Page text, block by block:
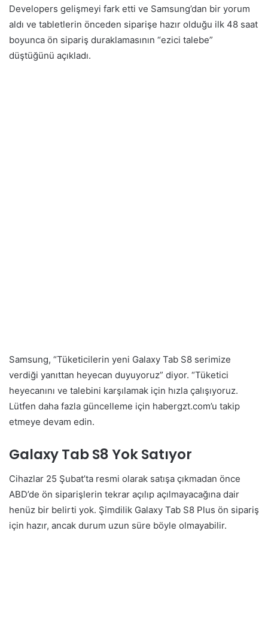
Developers gelişmeyi fark etti ve Samsung’dan bir yorum
aldı ve tabletlerin önceden siparişe hazır olduğu ilk 48 saat
boyunca ön sipariş duraklamasının “ezici talebe”
düştüğünü açıkladı.
Samsung, “Tüketicilerin yeni Galaxy Tab S8 serimize
verdiği yanıttan heyecan duyuyoruz” diyor. “Tüketici
heyecanını ve talebini karşılamak için hızla çalışıyoruz.
Lütfen daha fazla güncelleme için habergzt.com’u takip
etmeye devam edin.
Galaxy Tab S8 Yok Satıyor
Cihazlar 25 Şubat’ta resmi olarak satışa çıkmadan önce
ABD’de ön siparişlerin tekrar açılıp açılmayacağına dair
henüz bir belirti yok. Şimdilik Galaxy Tab S8 Plus ön sipariş
için hazır, ancak durum uzun süre böyle olmayabilir.